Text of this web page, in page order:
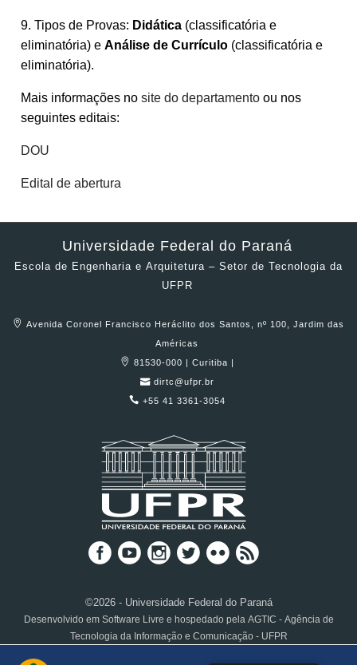
9. Tipos de Provas: Didática (classificatória e
eliminatória) e Análise de Currículo (classificatória e
eliminatória).
Mais informações no site do departamento ou nos
seguintes editais:
DOU
Edital de abertura
Universidade Federal do Paraná
Escola de Engenharia e Arquitetura – Setor de Tecnologia da
UFPR
Avenida Coronel Francisco Heráclito dos Santos, nº 100, Jardim das
Américas
81530-000 | Curitiba |
dirtc@ufpr.br
+55 41 3361-3054
©2026 - Universidade Federal do Paraná
Desenvolvido em Software Livre e hospedado pela AGTIC - Agência de
Tecnologia da Informação e Comunicação - UFPR